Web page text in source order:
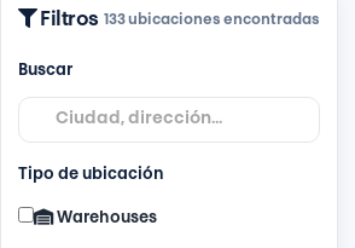
Filtros 133 ubicaciones encontradas
Buscar
Tipo de ubicación
Warehouses